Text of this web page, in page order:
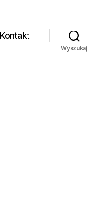
Kontakt
Wyszukaj